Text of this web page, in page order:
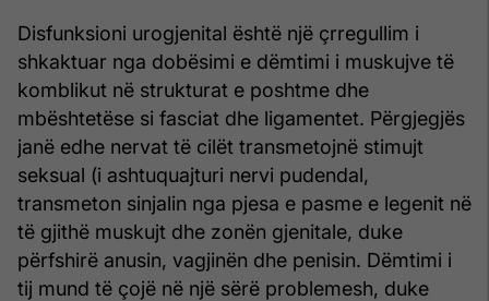
Disfunksioni urogjenital është një çrregullim i
shkaktuar nga dobësimi e dëmtimi i muskujve të
komblikut në strukturat e poshtme dhe
mbështetëse si fasciat dhe ligamentet. Përgjegjës
janë edhe nervat të cilët transmetojnë stimujt
seksual (i ashtuquajturi nervi pudendal,
transmeton sinjalin nga pjesa e pasme e legenit në
të gjithë muskujt dhe zonën gjenitale, duke
përfshirë anusin, vagjinën dhe penisin. Dëmtimi i
tij mund të çojë në një sërë problemesh, duke